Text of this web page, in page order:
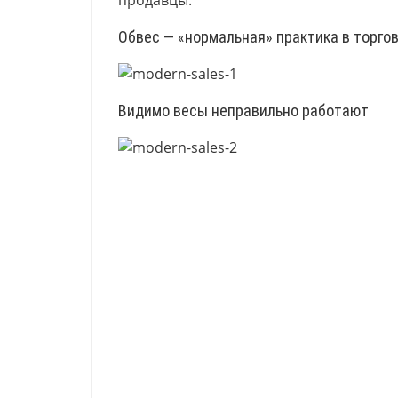
Обвес — «нормальная» практика в
Видимо весы неправильно работают